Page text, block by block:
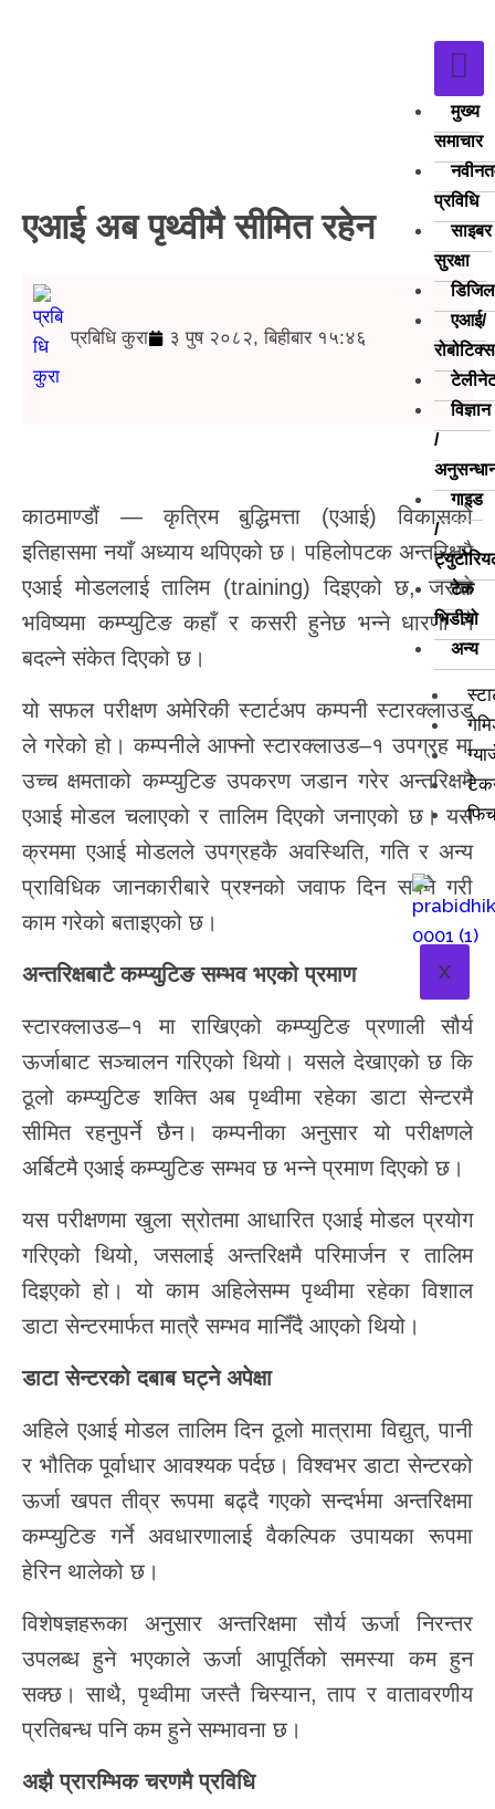
मुख्य
समाचार
प्रविधि
साइबर
सुरक्षा
एआई/
रोबोटिक्स
विज्ञान
/
गाइड
/
टेक
भिडीयो
अन्य
X
एआई अब पृथ्वीमै सीमित रहेन
प्रबिधि कुरा ३ पुष २०८२, बिहीबार १५:४६
काठमाण्डौं — कृत्रिम बुद्धिमत्ता (एआई) विकासको
इतिहासमा नयाँ अध्याय थपिएको छ। पहिलोपटक अन्तरिक्षमै
एआई मोडललाई तालिम (training) दिइएको छ, जसले
भविष्यमा कम्प्युटिङ कहाँ र कसरी हुनेछ भन्ने धारणा नै
बदल्ने संकेत दिएको छ।
यो सफल परीक्षण अमेरिकी स्टार्टअप कम्पनी स्टारक्लाउड
ले गरेको हो। कम्पनीले आफ्नो स्टारक्लाउड–१ उपग्रह मा
उच्च क्षमताको कम्प्युटिङ उपकरण जडान गरेर अन्तरिक्षमै
एआई मोडल चलाएको र तालिम दिएको जनाएको छ। यस
क्रममा एआई मोडलले उपग्रहकै अवस्थिति, गति र अन्य
प्राविधिक जानकारीबारे प्रश्नको जवाफ दिन सक्ने गरी
काम गरेको बताइएको छ।
अन्तरिक्षबाटैकम्प्युटिङसम्भव भएकोप्रमाण
स्टारक्लाउड–१ मा राखिएको कम्प्युटिङ प्रणाली सौर्य
ऊर्जाबाट सञ्चालन गरिएको थियो। यसले देखाएको छ कि
ठूलो कम्प्युटिङ शक्ति अब पृथ्वीमा रहेका डाटा सेन्टरमै
सीमित रहनुपर्ने छैन। कम्पनीका अनुसार यो परीक्षणले
अर्बिटमै एआई कम्प्युटिङ सम्भव छ भन्ने प्रमाण दिएको छ।
यस परीक्षणमा खुला स्रोतमा आधारित एआई मोडल प्रयोग
गरिएको थियो, जसलाई अन्तरिक्षमै परिमार्जन र तालिम
दिइएको हो। यो काम अहिलेसम्म पृथ्वीमा रहेका विशाल
डाटा सेन्टरमार्फत मात्रै सम्भव मानिँदै आएको थियो।
डाटासेन्टरकोदबाबघट्नेअपेक्षा
अहिले एआई मोडल तालिम दिन ठूलो मात्रामा विद्युत्, पानी
र भौतिक पूर्वाधार आवश्यक पर्दछ। विश्वभर डाटा सेन्टरको
ऊर्जा खपत तीव्र रूपमा बढ्दै गएको सन्दर्भमा अन्तरिक्षमा
कम्प्युटिङ गर्ने अवधारणालाई वैकल्पिक उपायका रूपमा
हेरिन थालेको छ।
विशेषज्ञहरूका अनुसार अन्तरिक्षमा सौर्य ऊर्जा निरन्तर
उपलब्ध हुने भएकाले ऊर्जा आपूर्तिको समस्या कम हुन
सक्छ। साथै, पृथ्वीमा जस्तै चिस्यान, ताप र वातावरणीय
प्रतिबन्ध पनि कम हुने सम्भावना छ।
अझैप्रारम्भिकचरणमैप्रविधि